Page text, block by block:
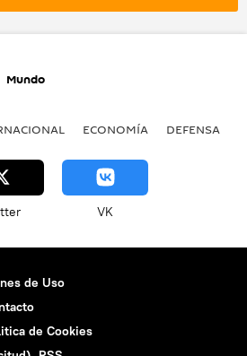
Mundo
ECONOMÍA DEFENSA
VK
de Uso
de Cookies